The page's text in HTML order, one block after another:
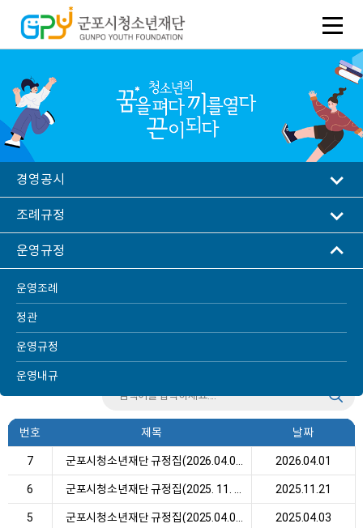
경영공시
조례규정
운영규정
운영조례
정관
운영규정
운영내규
운영규정
번호 제목 날짜
7 2026.04.01
6 2025.11.21
5 2025.04.03